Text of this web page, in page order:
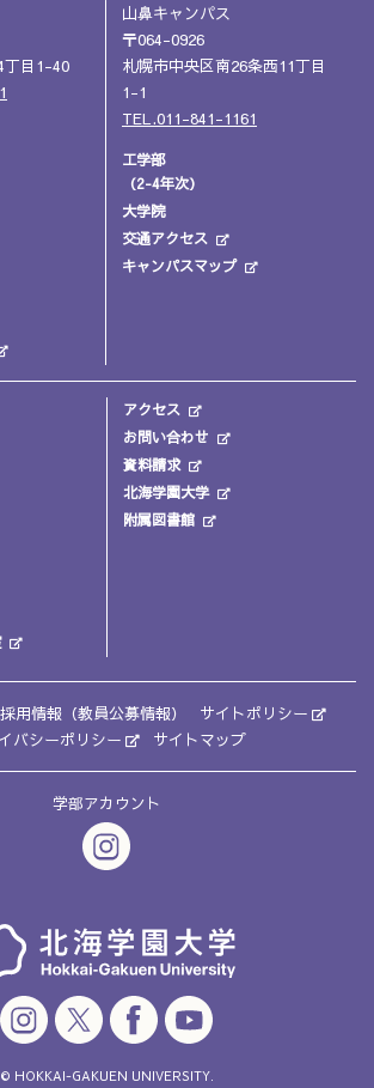
丁目1-40
山鼻キャンパス
〒064-0926
札幌市中央区南26条西11丁目
1-1
TEL.011-841-1161
工学部
（2-4年次）
大学院
交通アクセス
キャンパスマップ
アクセス
お問い合わせ
資料請求
北海学園大学
附属図書館
採用情報（教員公募情報）
サイトポリシー
バシーポリシー
サイトマップ
学部アカウント
© HOKKAI-GAKUEN UNIVERSITY.